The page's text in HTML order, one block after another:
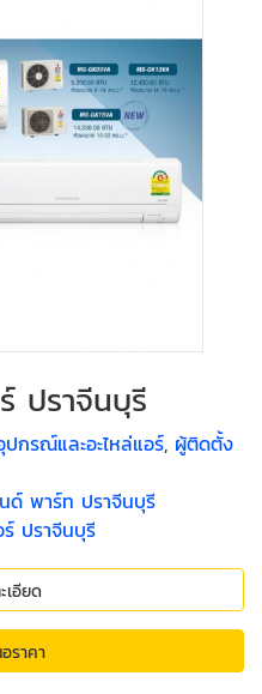
ปราจีนบุรี
กรณ์และอะไหล่แอร์, ผู้ติดตั้ง
ด์ พาร์ท ปราจีนบุรี
ร์ ปราจีนบุรี
เอียด
ราคา